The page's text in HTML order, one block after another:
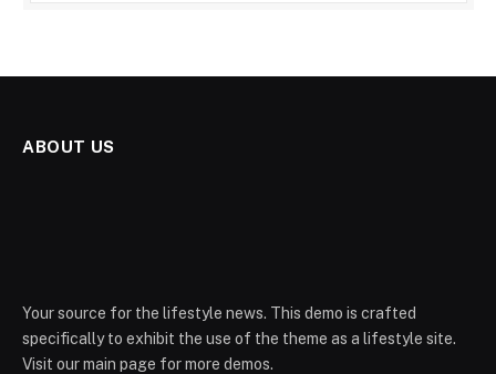
ABOUT US
Your source for the lifestyle news. This demo is crafted
specifically to exhibit the use of the theme as a lifestyle site.
Visit our main page for more demos.